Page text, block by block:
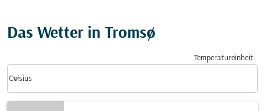
Das Wetter in Tromsø
Temperatureinheit:
Celsius
keyboard_arrow_down